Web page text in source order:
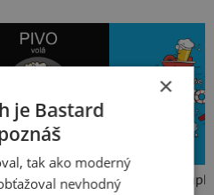
volá Slovenské
×
je Bastard
tak ako moderný
nevhodný